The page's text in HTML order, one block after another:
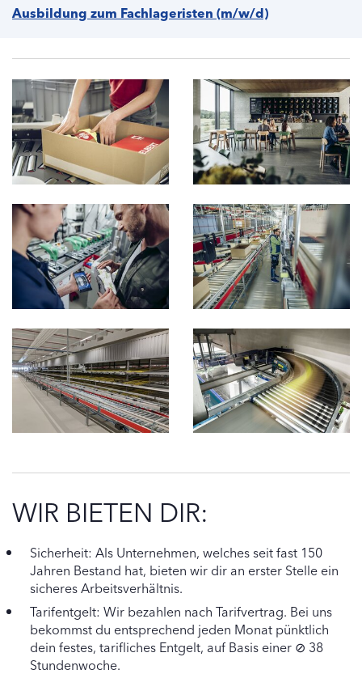
Ausbildung zum Fachlageristen (m/w/d)
WIR BIETEN DIR:
Sicherheit: Als Unternehmen, welches seit fast 150
Jahren Bestand hat, bieten wir dir an erster Stelle ein
sicheres Arbeitsverhältnis.
Tarifentgelt: Wir bezahlen nach Tarifvertrag. Bei uns
bekommst du entsprechend jeden Monat pünktlich
dein festes, tarifliches Entgelt, auf Basis einer ⊘ 38
Stundenwoche.